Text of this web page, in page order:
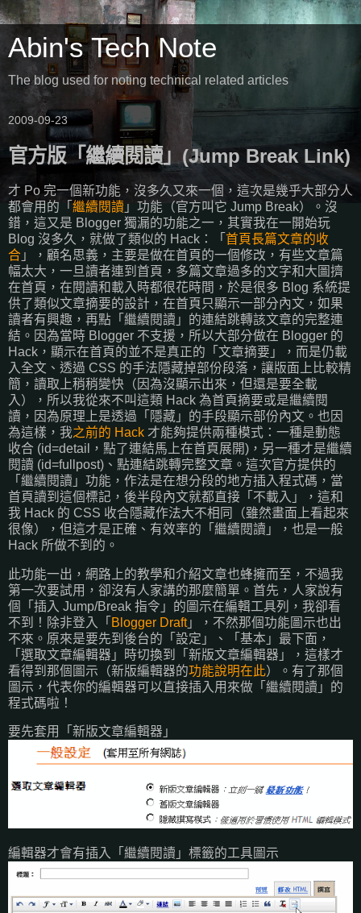
Abin's Tech Note
The blog used for noting technical related articles
2009-09-23
官方版「繼續閱讀」(Jump Break Link)
才 Po 完一個新功能，沒多久又來一個，這次是幾乎大部分人
都會用的「 繼續閱讀 」功能（官方叫它 Jump Break）。沒
錯，這又是 Blogger 獨漏的功能之一，其實我在一開始玩
Blog 沒多久，就做了類似的 Hack：「 首頁長篇文章的收
合 」，顧名思義，主要是做在首頁的一個修改，有些文章篇
幅太大，一旦讀者連到首頁，多篇文章過多的文字和大圖擠
在首頁，在閱讀和載入時都很花時間，於是很多 Blog 系統提
供了類似文章摘要的設計，在首頁只顯示一部分內文，如果
讀者有興趣，再點「繼續閱讀」的連結跳轉該文章的完整連
結。因為當時 Blogger 不支援，所以大部分做在 Blogger 的
Hack，顯示在首頁的並不是真正的「文章摘要」，而是仍載
入全文、透過 CSS 的手法隱藏掉部份段落，讓版面上比較精
簡，讀取上稍稍變快（因為沒顯示出來，但還是要全載
入），所以我從來不叫這類 Hack 為首頁摘要或是繼續閱
讀，因為原理上是透過「隱藏」的手段顯示部份內文。也因
為這樣，我之前的 Hack 才能夠提供兩種模式：一種是動態
收合 (id=detail，點了連結馬上在首頁展開)，另一種才是繼續
閱讀 (id=fullpost)、點連結跳轉完整文章。這次官方提供的
「繼續閱讀」功能，作法是在想分段的地方插入程式碼，當
首頁讀到這個標記，後半段內文就都直接「不載入」，這和
我 Hack 的 CSS 收合隱藏作法大不相同（雖然畫面上看起來
很像），但這才是正確、有效率的「繼續閱讀」，也是一般
Hack 所做不到的。
此功能一出，網路上的教學和介紹文章也蜂擁而至，不過我
第一次要試用，卻沒有人家講的那麼簡單。首先，人家說有
個「插入 Jump/Break 指令」的圖示在編輯工具列，我卻看
不到！除非登入「 Blogger Draft」，不然那個功能圖示也出
不來。原來是要先到後台的「設定」、「基本」最下面，
「選取文章編輯器」時切換到「新版文章編輯器」，這樣才
看得到那個圖示（新版編輯器的功能說明在此）。有了那個
圖示，代表你的編輯器可以直接插入用來做「繼續閱讀」的
程式碼啦！
要先套用「新版文章編輯器」
編輯器才會有插入「繼續閱讀」標籤的工具圖示